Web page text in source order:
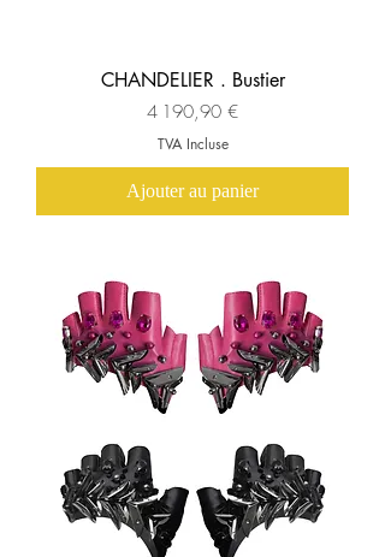
CHANDELIER . Bustier
Prix
4 190,90 €
TVA Incluse
Ajouter au panier